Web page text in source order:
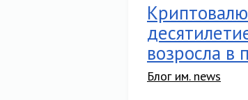
возросла в
Блог им. news